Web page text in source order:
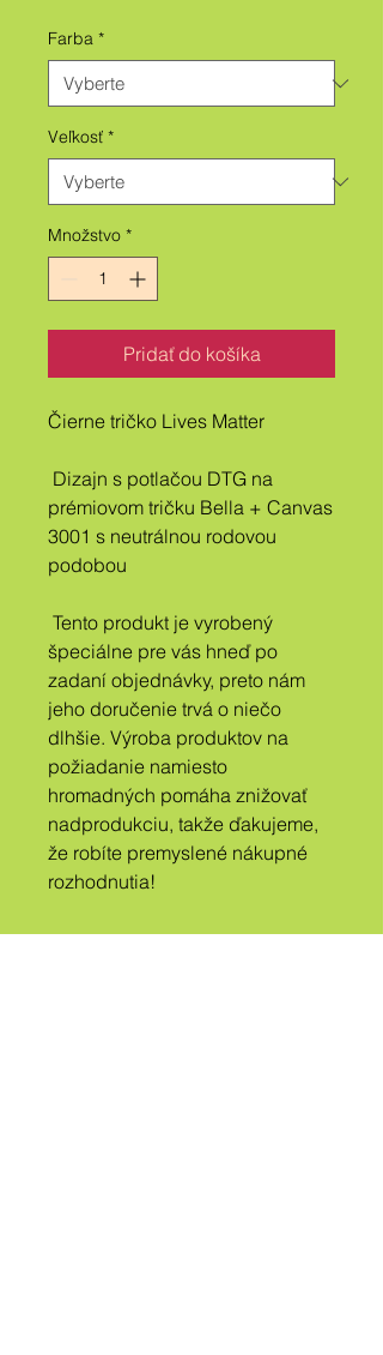
Farba *
Veľkosť *
Množstvo *
Pridať do košíka
Čierne tričko Lives Matter
prémiovom tričku Bella + Canvas
3001 s neutrálnou rodovou
podobou
špeciálne pre vás hneď po
zadaní objednávky, preto nám
jeho doručenie trvá o niečo
dlhšie. Výroba produktov na
požiadanie namiesto
hromadných pomáha znižovať
nadprodukciu, takže ďakujeme,
že robíte premyslené nákupné
rozhodnutia!